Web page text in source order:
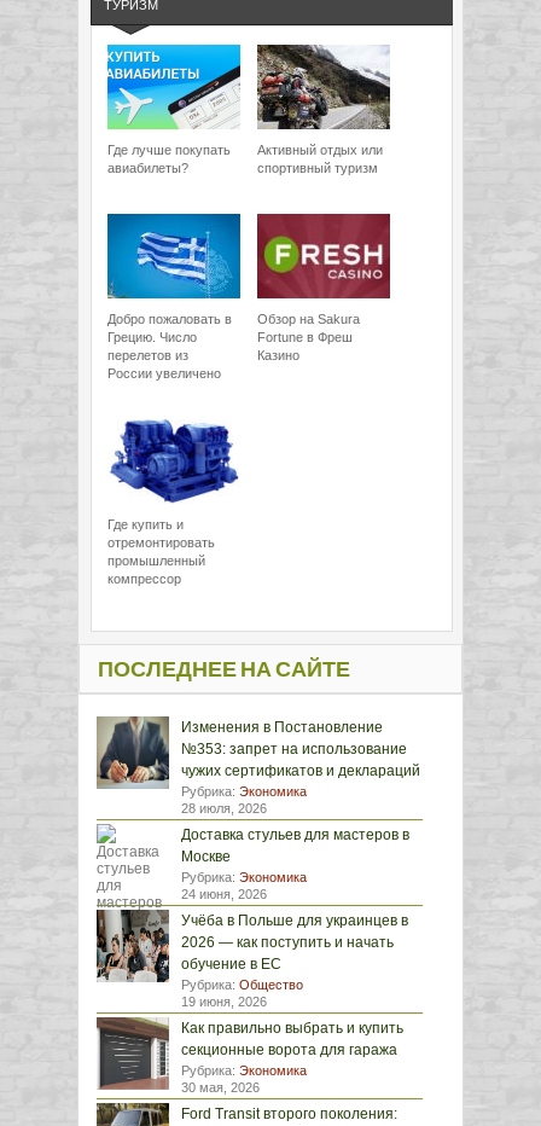
ТУРИЗМ
Где лучше покупать
авиабилеты?
Активный отдых или
спортивный туризм
Добро пожаловать в
Грецию. Число
перелетов из
России увеличено
Обзор на Sakura
Fortune в Фреш
Казино
Где купить и
отремонтировать
промышленный
компрессор
ПОСЛЕДНЕЕ НА САЙТЕ
Изменения в Постановление
№353: запрет на использование
чужих сертификатов и деклараций
Рубрика: Экономика
28 июля, 2026
Доставка стульев для мастеров в
Москве
Рубрика: Экономика
24 июня, 2026
Учёба в Польше для украинцев в
2026 — как поступить и начать
обучение в ЕС
Рубрика: Общество
19 июня, 2026
Как правильно выбрать и купить
секционные ворота для гаража
Рубрика: Экономика
30 мая, 2026
Ford Transit второго поколения: